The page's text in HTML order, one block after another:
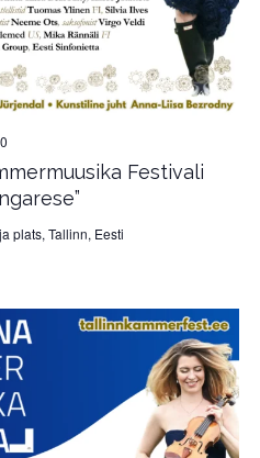
Festivali
plats, Tallinn, Eesti